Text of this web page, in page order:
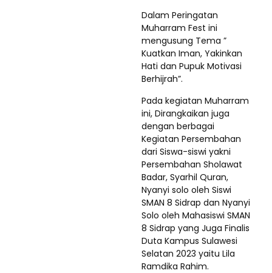
Dalam Peringatan
Muharram Fest ini
mengusung Tema ”
Kuatkan Iman, Yakinkan
Hati dan Pupuk Motivasi
Berhijrah”.
Pada kegiatan Muharram
ini, Dirangkaikan juga
dengan berbagai
Kegiatan Persembahan
dari Siswa-siswi yakni
Persembahan Sholawat
Badar, Syarhil Quran,
Nyanyi solo oleh Siswi
SMAN 8 Sidrap dan Nyanyi
Solo oleh Mahasiswi SMAN
8 Sidrap yang Juga Finalis
Duta Kampus Sulawesi
Selatan 2023 yaitu Lila
Ramdika Rahim.